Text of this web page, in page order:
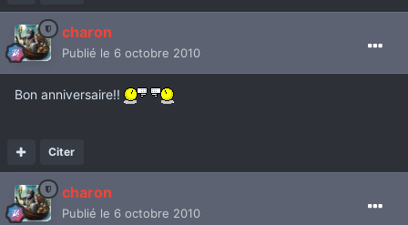
charon
Publié le 6 octobre 2010
Bon anniversaire!!
Citer
charon
Publié le 6 octobre 2010